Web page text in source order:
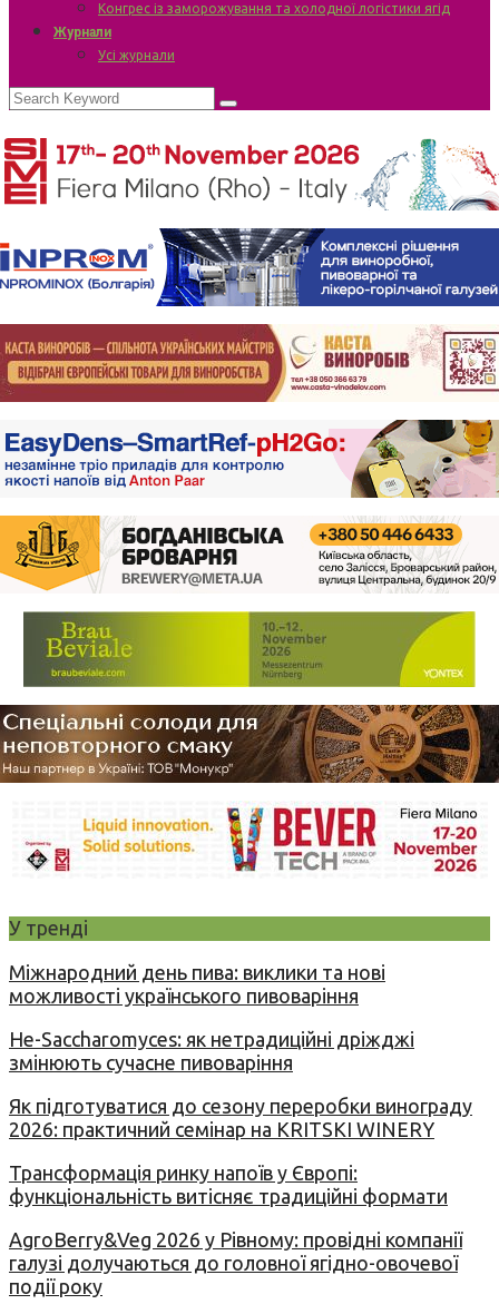
Конгрес із заморожування та холодної логістики ягід
Журнали
Усі журнали
У тренді
Міжнародний день пива: виклики та нові
можливості українського пивоваріння
Не-Saccharomyces: як нетрадиційні дріжджі
змінюють сучасне пивоваріння
Як підготуватися до сезону переробки винограду
2026: практичний семінар на KRITSKI WINERY
Трансформація ринку напоїв у Європі:
функціональність витісняє традиційні формати
AgroBerry&Veg 2026 у Рівному: провідні компанії
галузі долучаються до головної ягідно-овочевої
події року